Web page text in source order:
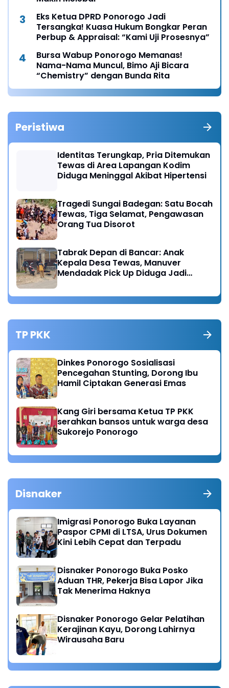
Eks Ketua DPRD Ponorogo Jadi
Tersangka! Kuasa Hukum Bongkar Peran
Perbup & Appraisal: “Kami Uji Prosesnya”
Bursa Wabup Ponorogo Memanas!
Nama-Nama Muncul, Bimo Aji Bicara
“Chemistry” dengan Bunda Rita
Peristiwa
Identitas Terungkap, Pria Ditemukan
Tewas di Area Lapangan Kodim
Diduga Meninggal Akibat Hipertensi
Tragedi Sungai Badegan: Satu Bocah
Tewas, Tiga Selamat, Pengawasan
Orang Tua Disorot
Tabrak Depan di Bancar: Anak
Kepala Desa Tewas, Manuver
Mendadak Pick Up Diduga Jadi
TP PKK
Dinkes Ponorogo Sosialisasi
Pencegahan Stunting, Dorong Ibu
Hamil Ciptakan Generasi Emas
Kang Giri bersama Ketua TP PKK
serahkan bansos untuk warga desa
Sukorejo Ponorogo
Disnaker
Imigrasi Ponorogo Buka Layanan
Paspor CPMI di LTSA, Urus Dokumen
Kini Lebih Cepat dan Terpadu
Disnaker Ponorogo Buka Posko
Aduan THR, Pekerja Bisa Lapor Jika
Tak Menerima Haknya
Disnaker Ponorogo Gelar Pelatihan
Kerajinan Kayu, Dorong Lahirnya
Wirausaha Baru